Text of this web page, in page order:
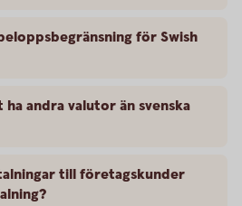
för Swish
andra valutor än svenska
till företagskunder